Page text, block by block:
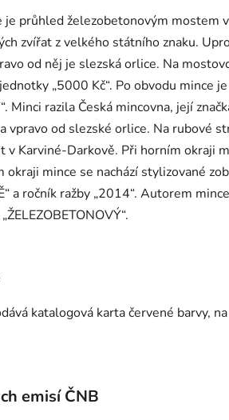
je průhled železobetonovým mostem
zvířat z velkého státního znaku.
od něj je slezská orlice. Na
„5000 Kč“. Po obvodu mince
Minci razila Česká mincovna, její
vpravo od slezské orlice. Na rubové
Karviné-Darkově. Při horním okraji
okraji mince se nachází stylizované
a ročník ražby „2014“. Autorem
katalogová karta červené barvy,
emisí ČNB